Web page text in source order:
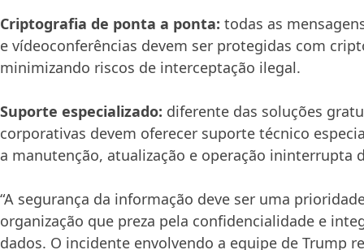
Criptografia de ponta a ponta: todas as
e vídeoconferências devem ser protegidas com
minimizando riscos de interceptação ilegal.
Suporte especializado: diferente das soluções
corporativas devem oferecer suporte técnico
a manutenção, atualização e operação ininterrupta
“A segurança da informação deve ser uma
organização que preza pela confidencialidade e
dados. O incidente envolvendo a equipe de Trump